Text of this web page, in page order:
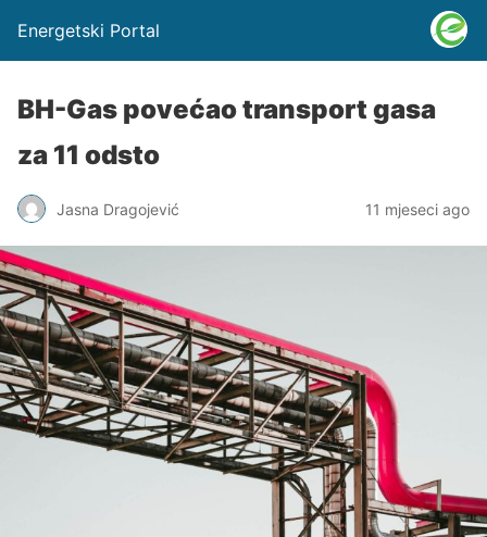
Energetski Portal
BH-Gas povećao transport gasa
za 11 odsto
Jasna Dragojević 11 mjeseci ago